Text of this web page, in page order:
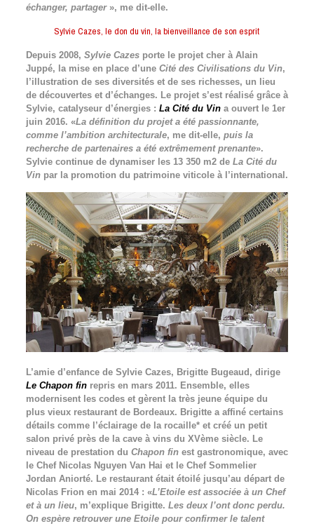
échanger, partager», me dit-elle.
Sylvie Cazes, le don du vin, la bienveillance de son esprit
Depuis 2008, Sylvie Cazesporte le projet cher à Alain
Juppé, la mise en place d’une Cité des Civilisations du Vin,
l’illustration de ses diversités et de ses richesses, un lieu
de découvertes et d’échanges. Le projet s’est réalisé grâce à
Sylvie, catalyseur d’énergies : La Cité du Vina ouvert le 1er
juin 2016. «La définition du projet a été passionnante,
comme l’ambition architecturale, me dit-elle, puis la
recherche de partenaires a été extrêmement prenante».
Sylvie continue de dynamiser les 13 350 m2 de La Cité du
Vinpar la promotion du patrimoine viticole à l’international.
L’amie d’enfance de Sylvie Cazes, Brigitte Bugeaud, dirige
Le Chapon finrepris en mars 2011. Ensemble, elles
modernisent les codes et gèrent la très jeune équipe du
plus vieux restaurant de Bordeaux. Brigitte a affiné certains
détails comme l’éclairage de la rocaille* et créé un petit
salon privé près de la cave à vins du XVème siècle. Le
niveau de prestation du Chapon finest gastronomique, avec
le Chef Nicolas Nguyen Van Hai et le Chef Sommelier
Jordan Aniorté. Le restaurant était étoilé jusqu’au départ de
Nicolas Frion en mai 2014 : «L’Etoile est associée à un Chef
et à un lieu, m’explique Brigitte. Les deux l’ont donc perdu.
On espère retrouver une Etoile pour confirmer le talent